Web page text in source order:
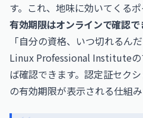
す。これ、地味に効いてくるポ
有効期限はオンラインで確認で
「自分の資格、いつ切れるん
Linux Professional Instituteの
ば確認できます。認定証セク
の有効期限が表示される仕組み